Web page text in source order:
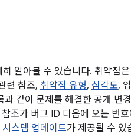
알아볼 수 있습니다. 취약점
련 참조, 취약점 유형, 심각도,
같이 문제를 해결한 공개 변
조가 버그 ID 다음에 오는 번호
스템 업데이트가 제공될 수 있